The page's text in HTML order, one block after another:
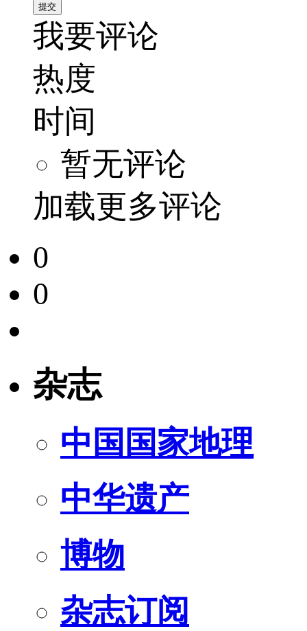
我要评论
热度
时间
暂无评论
加载更多评论
0
0
杂志
中国国家地理
中华遗产
博物
杂志订阅